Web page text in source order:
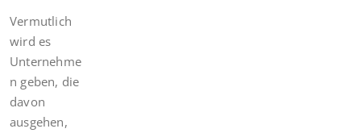
Vermutlich
wird es
Unternehme
n geben, die
davon
ausgehen,